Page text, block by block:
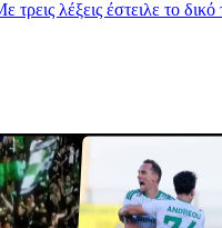
λέξεις έστειλε το